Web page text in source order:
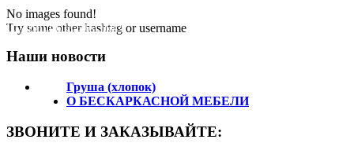
No images found!
Try some other hashtag or username
Подпишитесь на нас!
Наши новости
Груша (хлопок)
О БЕСКАРКАСНОЙ МЕБЕЛИ
ЗВОНИТЕ И ЗАКАЗЫВАЙТЕ: